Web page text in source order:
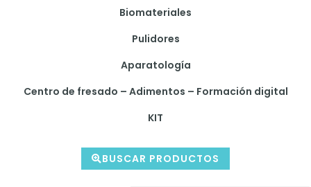
Biomateriales
Pulidores
Aparatología
Centro de fresado – Adimentos – Formación digital
KIT
BUSCAR PRODUCTOS